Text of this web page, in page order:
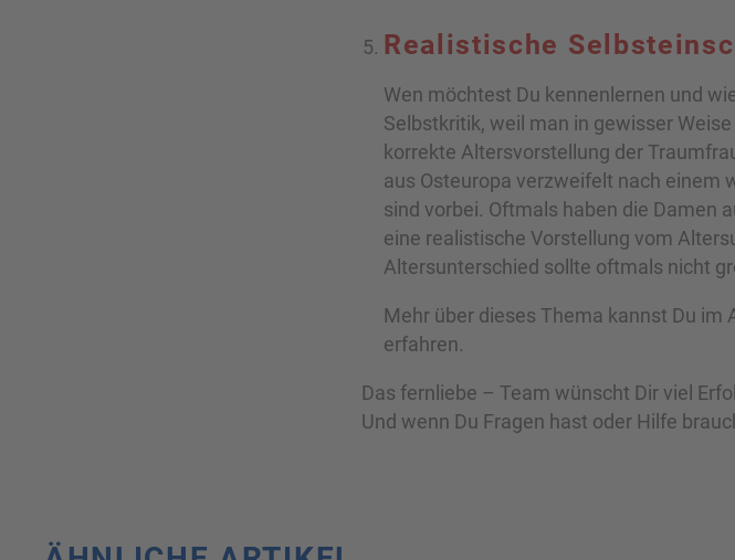
Realistische
Wen möchtest Du kennenlernen und
Selbstkritik, weil man in gewisser
korrekte Altersvorstellung der
aus Osteuropa verzweifelt nach einem
sind vorbei. Oftmals haben die Damen
eine realistische Vorstellung vom
Altersunterschied sollte oftmals nicht
Mehr über dieses Thema kannst Du im
erfahren.
Das fernliebe – Team wünscht Dir viel
Und wenn Du Fragen hast oder Hilfe